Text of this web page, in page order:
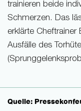
trainieren beide
Schmerzen. Das
erklärte Cheftrainer
Ausfälle des
Quelle: